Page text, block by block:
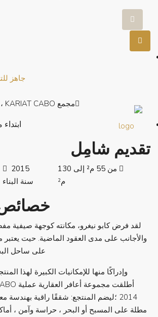
جاهز
مجمع KARIAT CABO ، رقم 16 ، كابو نيغرو
تقديم شامِل
من 55 م² إلى 130
م²
2015
سنة البناء
لقد فرض كابو نيغرو، مكانته كوجهة صيفية
والأجانب على مدى العقود الماضية. حيت يعتبر
على ساحل
وإدراكًا منها للإمكانيات الكبيرة لهذا
2014 ؛ليضم المنتجع: شققًا راقية بهندسة
مطلة على المسبح أو البحر ، حراسة وآمن ،